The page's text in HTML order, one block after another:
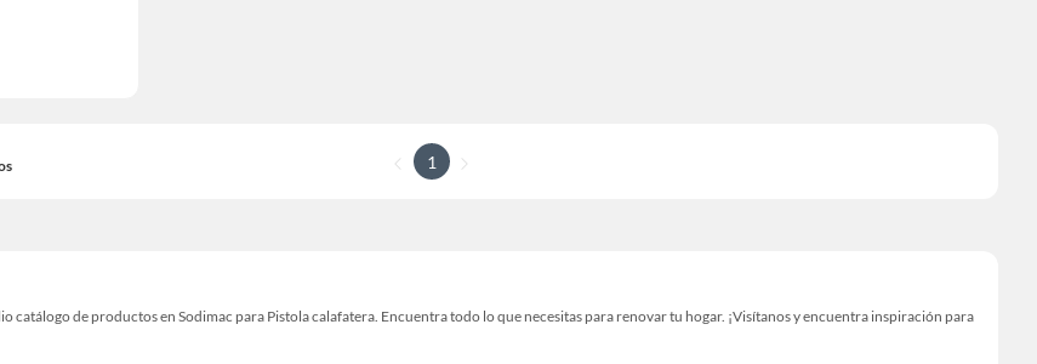
1
catálogo de productos en Sodimac para Pistola calafatera. Encuentra todo lo que necesitas para renovar tu hogar. ¡Visítanos y encuentra inspiración para